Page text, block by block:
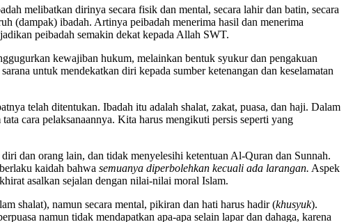
melibatkan dirinya secara fisik dan mental, secara lahir dan batin, secara
(dampak) ibadah. Artinya peibadah menerima hasil dan menerima
peibadah semakin dekat kepada Allah SWT.
kewajiban hukum, melainkan bentuk syukur dan pengakuan
untuk mendekatkan diri kepada sumber ketenangan dan keselamatan
telah ditentukan. Ibadah itu adalah shalat, zakat, puasa, dan haji. Dalam
tata cara pelaksanaannya. Kita harus mengikuti persis seperti yang
dan orang lain, dan tidak menyelesihi ketentuan Al-Quran dan Sunnah.
kaidah bahwa semuanya diperbolehkan kecuali ada larangan. Aspek
asalkan sejalan dengan nilai-nilai moral Islam.
shalat), namun secara mental, pikiran dan hati harus hadir (khusyuk).
namun tidak mendapatkan apa-apa selain lapar dan dahaga, karena